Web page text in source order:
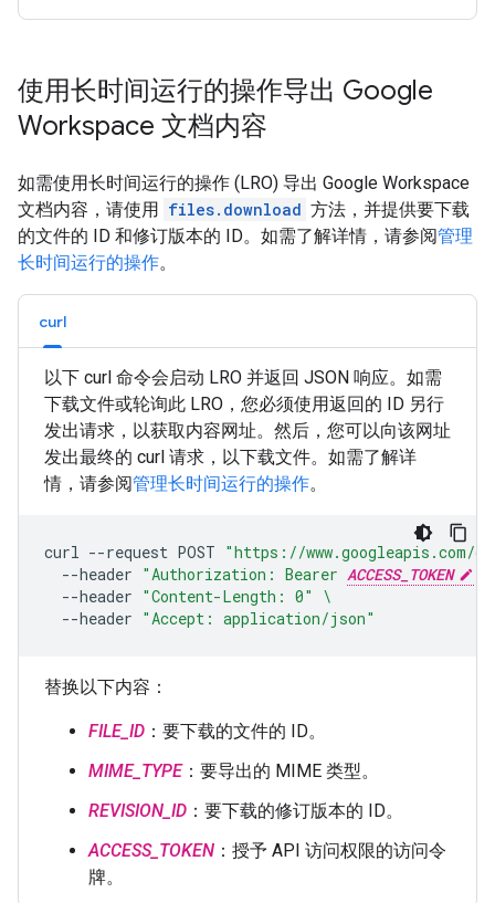
使用长时间运行的操作导出 Google
Workspace 文档内容
如需使用长时间运行的操作 (LRO) 导出 Google Workspace
文档内容，请使用 files.download 方法，并提供要下载
的文件的 ID 和修订版本的 ID。如需了解详情，请参阅管理
长时间运行的操作。
curl
以下 curl 命令会启动 LRO 并返回 JSON 响应。如需
下载文件或轮询此 LRO，您必须使用返回的 ID 另行
发出请求，以获取内容网址。然后，您可以向该网址
发出最终的 curl 请求，以下载文件。如需了解详
情，请参阅管理长时间运行的操作。
curl --request POST "https://
--header "Authorization: Bearer ACCESS_TOKEN
--header "Content-Length: 0"
\
--header "Accept: application/json"
替换以下内容：
FILE_ID ：要下载的文件的 ID。
MIME_TYPE：要导出的 MIME 类型。
REVISION_ID ：要下载的修订版本的 ID。
ACCESS_TOKEN ：授予 API 访问权限的访问令
牌。